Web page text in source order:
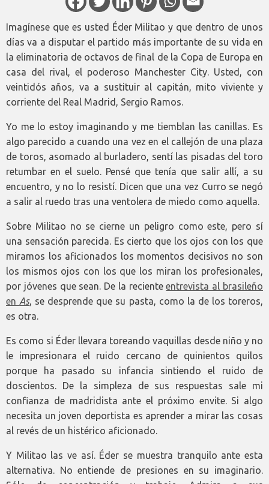
Imagínese que es usted Éder Militao y que dentro de unos
días va a disputar el partido más importante de su vida en
la eliminatoria de octavos de final de la Copa de Europa en
casa del rival, el poderoso Manchester City. Usted, con
veintidós años, va a sustituir al capitán, mito viviente y
corriente del Real Madrid, Sergio Ramos.
Yo me lo estoy imaginando y me tiemblan las canillas. Es
algo parecido a cuando una vez en el callejón de una plaza
de toros, asomado al burladero, sentí las pisadas del toro
retumbar en el suelo. Pensé que tenía que salir allí, a su
encuentro, y no lo resistí. Dicen que una vez Curro se negó
a salir al ruedo tras una ventolera de miedo como aquella.
Sobre Militao no se cierne un peligro como este, pero sí
una sensación parecida. Es cierto que los ojos con los que
miramos los aficionados los momentos decisivos no son
los mismos ojos con los que los miran los profesionales,
por jóvenes que sean. De la recienteentrevista al brasileño
en As, se desprende que su pasta, como la de los toreros,
es otra.
Es como si Éder llevara toreando vaquillas desde niño y no
le impresionara el ruido cercano de quinientos quilos
porque ha pasado su infancia sintiendo el ruido de
doscientos. De la simpleza de sus respuestas sale mi
confianza de madridista ante el próximo envite. Si algo
necesita un joven deportista es aprender a mirar las cosas
al revés de un histérico aficionado.
Y Militao las ve así. Éder se muestra tranquilo ante esta
alternativa. No entiende de presiones en su imaginario.